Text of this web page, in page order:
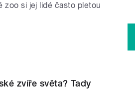
zoo si jej lidé často pletou
zvíře světa? Tady